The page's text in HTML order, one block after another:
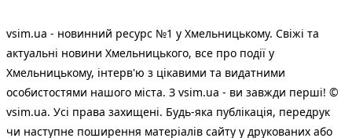
vsim.ua - новинний ресурс №1 у Хмельницькому. Свіжі та
актуальні новини Хмельницького, все про події у
Хмельницькому, інтерв'ю з цікавими та видатними
особистостями нашого міста. З vsim.ua - ви завжди перші! ©
vsim.ua. Усі права захищені. Будь-яка публiкацiя, передрук
чи наступне поширення матеріалів сайту у друкованих або